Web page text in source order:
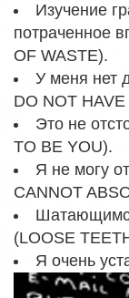
Изучение
потраченное
OF WASTE).
У меня нет
DO NOT
Это не
TO BE YOU).
Я не могу
CANNOT
(LOOSE
Я очень